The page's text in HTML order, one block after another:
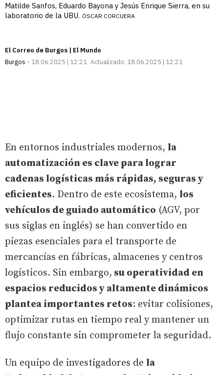
Matilde Sanfos, Eduardo Bayona y Jesús Enrique Sierra, en su
laboratorio de la UBU. ÓSCAR CORCUERA
El Correo de Burgos | El Mundo
Burgos
18.06.2025 | 12:21 Actualizado: 18.06.2025 | 12:21
En entornos industriales modernos, la
automatización es clave para lograr
cadenas logísticas más rápidas, seguras y
eficientes. Dentro de este ecosistema, los
vehículos de guiado automático (AGV, por
sus siglas en inglés) se han convertido en
piezas esenciales para el transporte de
mercancías en fábricas, almacenes y centros
logísticos. Sin embargo, su operatividad en
espacios reducidos y altamente dinámicos
plantea importantes retos: evitar colisiones,
optimizar rutas en tiempo real y mantener un
flujo constante sin comprometer la seguridad.
Un equipo de investigadores de la